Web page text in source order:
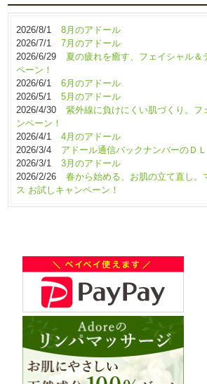
2026/8/1
8月のアドール
2026/7/1
7月のアドール
2026/6/29
夏の疲れを癒す、フェイシャル＆
ペーン！
2026/6/1
6月のアドール
2026/5/1
5月のアドール
2026/4/30
紫外線に負けにくい肌づくり。フ
ンペーン！
2026/4/1
4月のアドール
2026/3/4
アドール通信バックナンバーのＤ
2026/3/1
3月のアドール
2026/2/26
春から始める、お肌の立て直し。
ス お試しキャンペーン！